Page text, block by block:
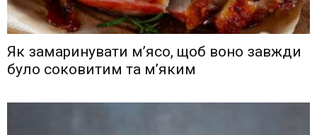
Як замаринувати м’ясо, щоб воно завжди
було соковитим та м’яким